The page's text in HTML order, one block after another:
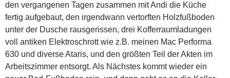
den vergangenen Tagen zusammen mit Andi die Küche
fertig aufgebaut, den irgendwann vertorften Holzfußboden
unter der Dusche rausgerissen, drei Kofferraumladungen
voll antiken Elektroschrott wie z.B. meinen Mac Performa
630 und diverse Ataris, und den größten Teil der Akten im
Arbeitszimmer entsorgt. Als Nächstes kommt wieder ein